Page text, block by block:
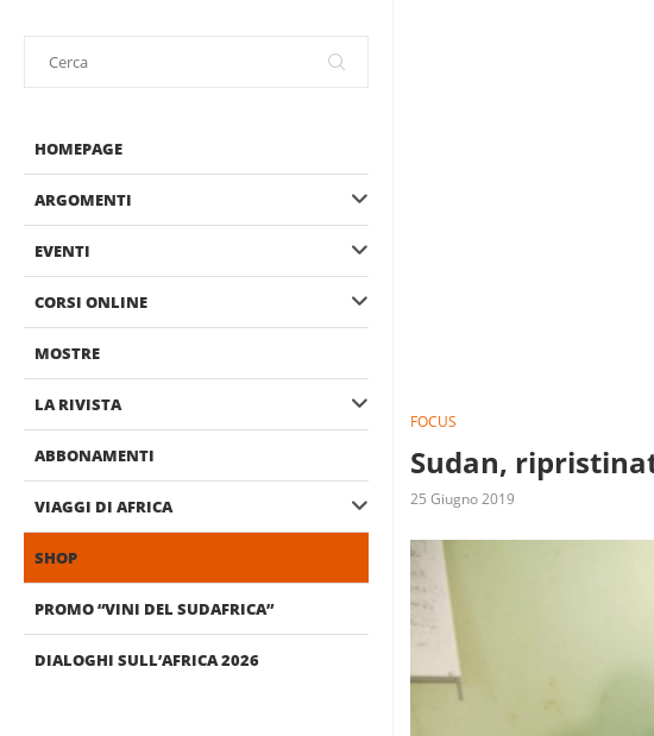
HOMEPAGE
ARGOMENTI
EVENTI
CORSI ONLINE
MOSTRE
LA RIVISTA
ABBONAMENTI
VIAGGI DI AFRICA
SHOP
PROMO “VINI DEL SUDAFRICA”
DIALOGHI SULL’AFRICA 2026
FOCUS
Sudan,
25 Giugno 2019